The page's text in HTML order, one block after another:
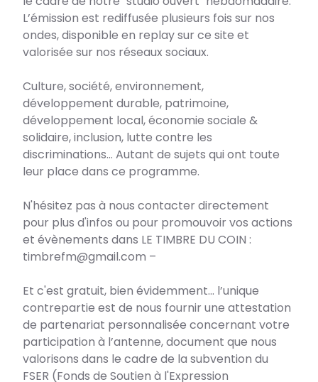
L’émission est rediffusée plusieurs fois sur nos
ondes, disponible en replay sur ce site et
valorisée sur nos réseaux sociaux.
Culture, société, environnement,
développement durable, patrimoine,
développement local, économie sociale &
solidaire, inclusion, lutte contre les
discriminations… Autant de sujets qui ont toute
leur place dans ce programme.
N'hésitez pas à nous contacter directement
pour plus d'infos ou pour promouvoir vos actions
et évènements dans LE TIMBRE DU COIN :
timbrefm@gmail.com –
Et c'est gratuit, bien évidemment... l’unique
contrepartie est de nous fournir une attestation
de partenariat personnalisée concernant votre
participation à l’antenne, document que nous
valorisons dans le cadre de la subvention du
FSER (Fonds de Soutien à l'Expression